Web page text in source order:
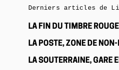
Derniers articles de
LA FIN DU TIMBRE
LA POSTE, ZONE DE
LA SOUTERRAINE, GARE